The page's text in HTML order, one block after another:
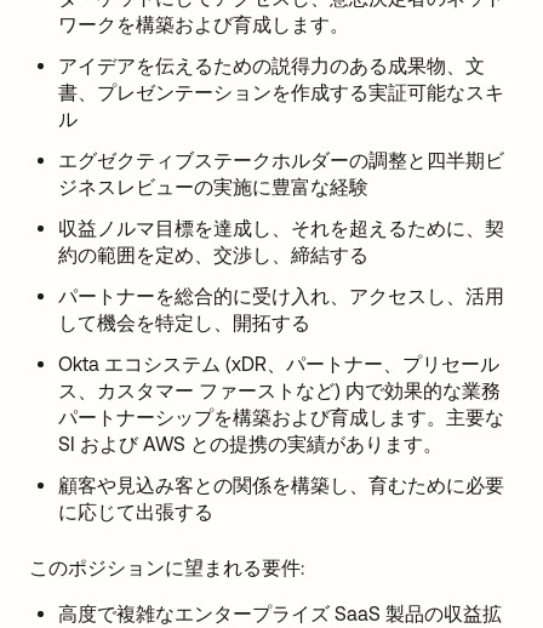
ワークを構築および育成します。
アイデアを伝えるための説得力のある成果物、文
書、プレゼンテーションを作成する実証可能なスキ
ル
エグゼクティブステークホルダーの調整と四半期ビ
ジネスレビューの実施に豊富な経験
収益ノルマ目標を達成し、それを超えるために、契
約の範囲を定め、交渉し、締結する
パートナーを総合的に受け入れ、アクセスし、活用
して機会を特定し、開拓する
Okta エコシステム (xDR、パートナー、プリセール
ス、カスタマー ファーストなど) 内で効果的な業務
パートナーシップを構築および育成します。主要な
SI および AWS との提携の実績があります。
顧客や見込み客との関係を構築し、育むために必要
に応じて出張する
このポジションに望まれる要件:
高度で複雑なエンタープライズ SaaS 製品の収益拡